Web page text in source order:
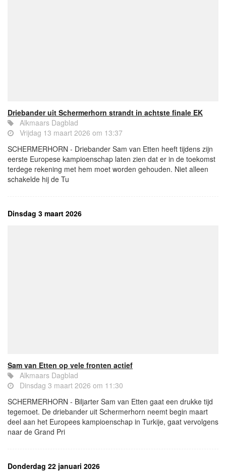
Driebander uit Schermerhorn strandt in achtste finale EK
Alkmaars Dagblad
Vrijdag 13 maart 2026 om 13:37
SCHERMERHORN - Driebander Sam van Etten heeft tijdens zijn
eerste Europese kampioenschap laten zien dat er in de toekomst
terdege rekening met hem moet worden gehouden. Niet alleen
schakelde hij de Tu
Dinsdag 3 maart 2026
Sam van Etten op vele fronten actief
Alkmaars Dagblad
Dinsdag 3 maart 2026 om 11:30
SCHERMERHORN - Biljarter Sam van Etten gaat een drukke tijd
tegemoet. De driebander uit Schermerhorn neemt begin maart
deel aan het Europees kampioenschap in Turkije, gaat vervolgens
naar de Grand Pri
Donderdag 22 januari 2026